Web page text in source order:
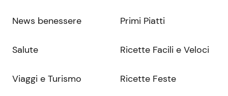
News benessere
Salute
Viaggi e Turismo
Primi Piatti
Ricette Facili e Veloci
Ricette Feste